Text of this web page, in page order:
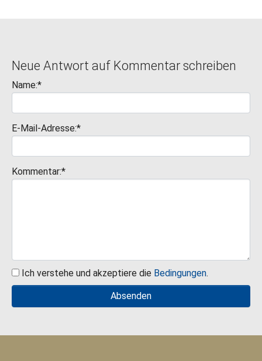
Neue Antwort auf Kommentar schreiben
Name:*
E-Mail-Adresse:*
Kommentar:*
Ich verstehe und akzeptiere die Bedingungen.